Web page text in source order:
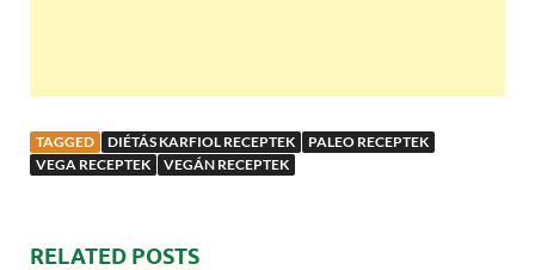
TAGGED DIÉTÁS KARFIOL RECEPTEK
PALEO RECEPTEK
VEGA RECEPTEK
VEGÁN RECEPTEK
RELATED POSTS